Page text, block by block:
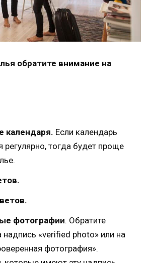
обратите внимание на
календаря. Если календарь
регулярно, тогда будет проще
фотографии. Обратите
надпись «verified photo» или на
фотография».